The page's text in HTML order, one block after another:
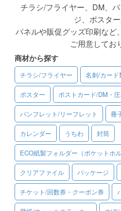
フルデザイン
データ修正
写真からイラスト作成
デザイン制作例
ご利用料金
ご利用ガイド
ご利用の流れ
ご注文方法について
キャンセルについて
FAQ（よくあるご質問
チラシ/フライヤー、DM、
ジ、ポスター
パネルや販促グッズ印刷など
ご用意してお
商材から探す
チラシ/フライヤー 名刺/カード
ポスター ポストカード/DM・
パンフレット/リーフレット 冊
カレンダー うちわ 封筒
ECO紙製フォルダー（ポケットホル
クリアファイル パッケージ
チケット/回数券・クーポン券